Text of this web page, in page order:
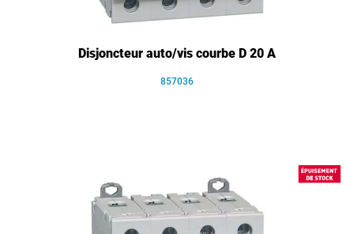
Disjoncteur auto/vis courbe D 20 A
857036